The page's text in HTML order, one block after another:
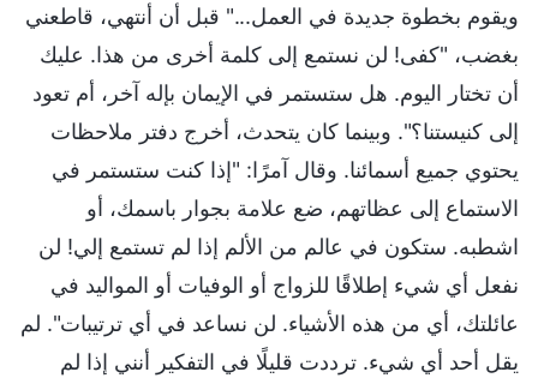
ويقوم بخطوة جديدة في العمل..." قبل أن أنتهي، قاطعني
بغضب، "كفى! لن نستمع إلى كلمة أخرى من هذا. عليك
أن تختار اليوم. هل ستستمر في الإيمان بإله آخر، أم تعود
إلى كنيستنا؟". وبينما كان يتحدث، أخرج دفتر ملاحظات
يحتوي جميع أسمائنا. وقال آمرًا: "إذا كنت ستستمر في
الاستماع إلى عظاتهم، ضع علامة بجوار باسمك، أو
اشطبه. ستكون في عالم من الألم إذا لم تستمع إلي! لن
نفعل أي شيء إطلاقًا للزواج أو الوفيات أو المواليد في
عائلتك، أي من هذه الأشياء. لن نساعد في أي ترتيبات". لم
يقل أحد أي شيء. ترددت قليلًا في التفكير أنني إذا لم